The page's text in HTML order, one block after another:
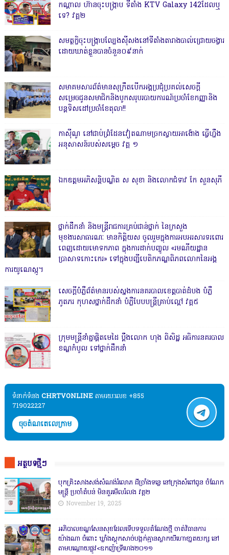
កណ្តាល ហ៊ានចុះបង្ក្រាប ទីតាំង KTV Galaxy 142ដែលឬ
ទេ? វគ្គ២
សមត្ថកិ្ចចុះបង្ក្រាបល្បែងស៊ីសងនៅទីតាំងតារាងបាល់ជ្រោយចង្វារ
ដោយឃាត់ខ្លួនបានចំនួន០៩នាក់
សមាគមសារព័ត៌មានសុក្រឹតបើកអង្គប្រជុំប្រគល់សេចក្តី
សម្រេចជូនសមាជិកនិងបូកសរុបរបាយការណ៍ប្រចាំខែកញ្ញានិង
បន្តទិសដៅប្រចាំខែតុលា!!
កាសុីណូ នៅជាប់ព្រំដែនវៀតណាមច្រកស្វាយអាង៉ោង ធ្វើហ្នឹង
អនុសាសន៍របស់សម្ដេច វគ្គ ១
ឯកឧត្តមអភិសន្តិបណ្ឌិត ស សុខា និងលោកជំទាវ កែ សួនសុភី
ថ្នាក់ដឹកនាំ និងមន្ត្រីរាជការគ្រប់ជាន់ថ្នាក់ នៃក្រសួង
មុខងារសាធារណៈ មានកិត្តិយស ចូលរួមក្នុងការអបអរសារទរពោរ
ពេញដោយមោទកភាព ក្នុងការដាក់បញ្ចូល «រមណីយដ្ឋាន
ប្រាសាទកោះកេរ» ទៅក្នុងបញ្ជីបេតិកភណ្ឌពិភពលោកនៃអង្គ
ការយូណេស្កូ។
សេចក្តីបំភ្លឺព័ត៌មានរបស់ស្នងការនគរបាលខេត្តបាត់ដំបង បំភ្លឺ
ភូតភរ កុហសថ្នាក់ដឹកនាំ បំភ្លឺបែបបន្ត្រីគ្រាប់ល្ពៅ វគ្គ៥
ក្រុមមន្ត្រីនាំគ្នាផ្ដិតមេដៃ ប្ដឹងលោក ហុង ពិសិដ្ឋ អធិការនគរបាល
ខណ្ឌកំបូល ទៅថ្នាក់ដឹកនាំ
ទំនាក់ទំនង​​ CHRTVONLINE តាមរយៈលេខ +855
719022227
ចុចតំណតេលេក្រាម
អត្ថបទថ្មីៗ
បុកគ្រិះសាងសង់សំណង់រំលោភ ដីច្រាំងទន្លេ នៅក្រុងសំពៅពូន ចំណែក
មន្ត្រី ប្រចាំតំបន់ មិនគួរមើលរំលង វគ្គ២
November 19, 2025
អភិបាលខណ្ឌសែនសុខដែលទើបទទួលតំណែងថ្មី ចាត់វិធានការ
យ៉ាងណា ចំពោះ ឃ្លាំងស្តុកសាច់បង្កក់គ្មានស្លាកយីហោខា្នតយក្ស នៅ
តាមបណ្តោយផ្លូវ<ឧកញ៉ាទ្រីហេង២០១១